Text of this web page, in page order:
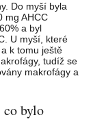
Do myší byla
mg AHCC
a byl
U myší, které
k tomu ještě
tudíž se
makrofágy a
bylo